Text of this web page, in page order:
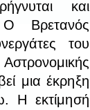
και
Ο Βρετανός
του
μια έκρηξη
Η εκτίμησή